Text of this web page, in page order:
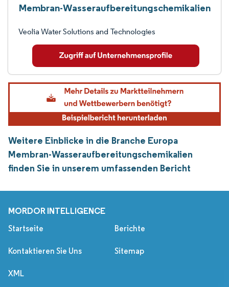
Membran-Wasseraufbereitungschemikalien
Veolia Water Solutions and Technologies
Weitere Einblicke in die Branche Europa
Membran-Wasseraufbereitungschemikalien
finden Sie in unserem umfassenden Bericht
MORDOR INTELLIGENCE
Startseite Berichte
Kontaktieren Sie Uns Sitemap
XML